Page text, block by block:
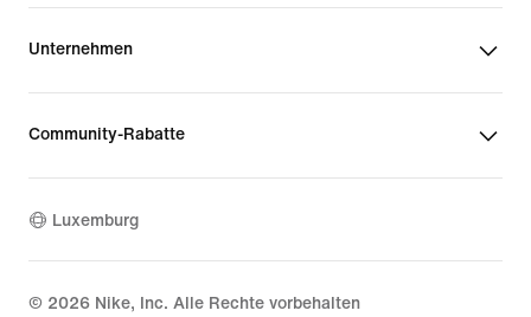
Unternehmen
Community-Rabatte
Luxemburg
© 2026 Nike, Inc. Alle Rechte vorbehalten